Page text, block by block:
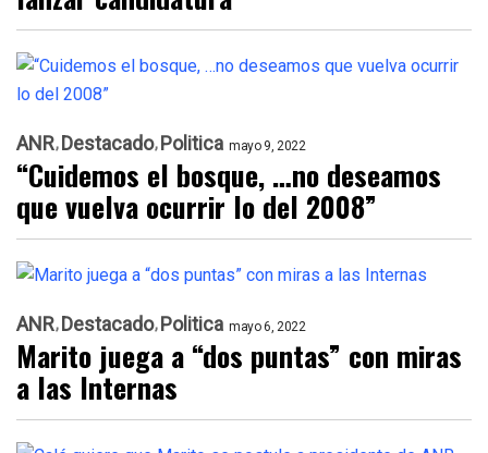
ANR Destacado Politica mayo 9, 2022
“Cuidemos el bosque, …no deseamos
que vuelva ocurrir lo del 2008”
ANR Destacado Politica mayo 6, 2022
Marito juega a “dos puntas” con miras
a las Internas